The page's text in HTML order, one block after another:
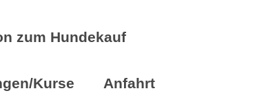
zum Hundekauf
Kurse Anfahrt